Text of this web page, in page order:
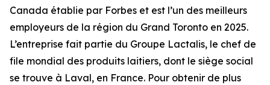
Canada établie par Forbes et est l’un des meilleurs
employeurs de la région du Grand Toronto en 2025.
L’entreprise fait partie du Groupe Lactalis, le chef de
file mondial des produits laitiers, dont le siège social
se trouve à Laval, en France. Pour obtenir de plus